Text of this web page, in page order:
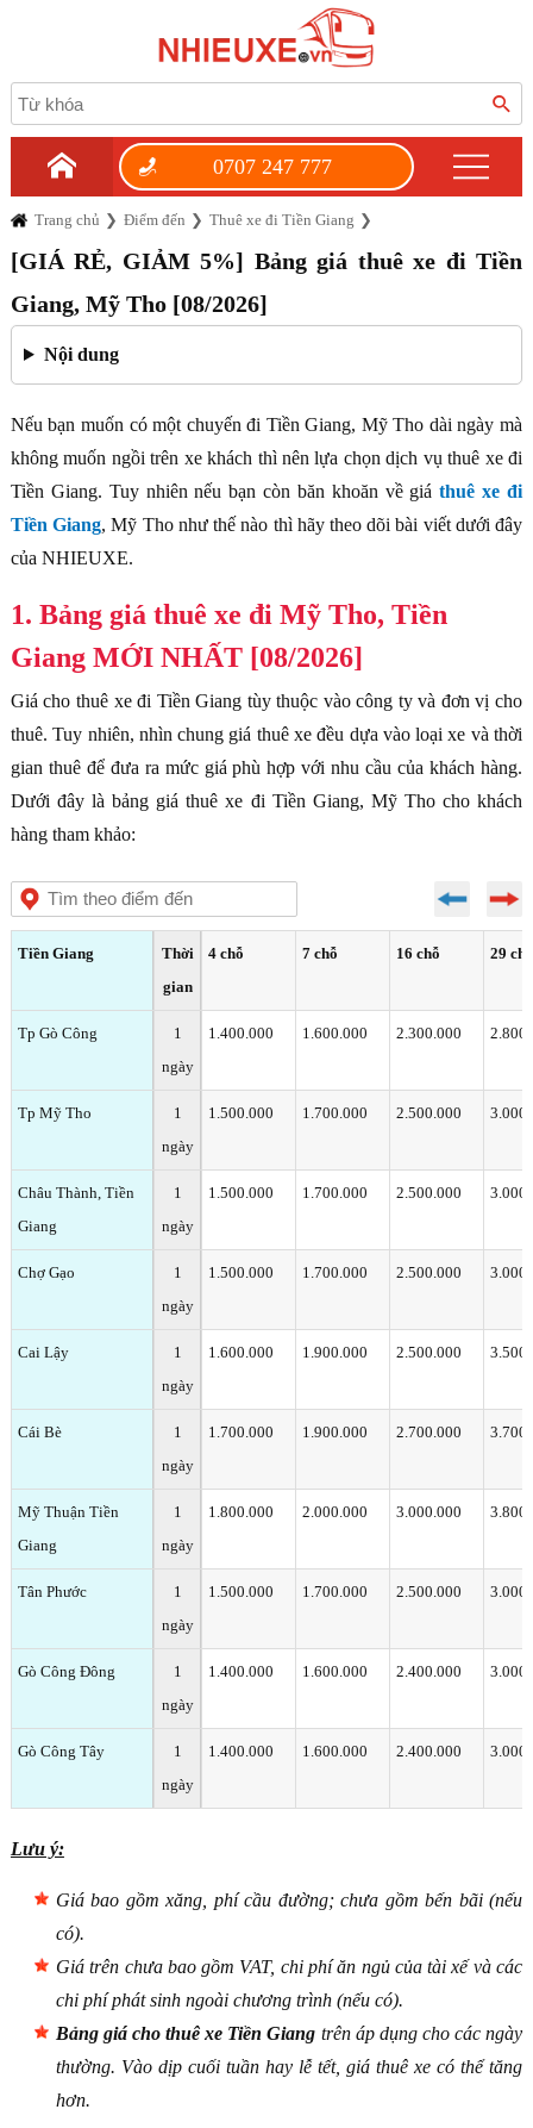
0707 247 777
Trang chủ Điểm đến Thuê xe đi Tiền Giang
[GIÁ RẺ, GIẢM 5%] Bảng giá thuê xe đi Tiền
Giang, Mỹ Tho [08/2026]
Nội dung
Nếu bạn muốn có một chuyến đi Tiền Giang, Mỹ Tho dài ngày mà
không muốn ngồi trên xe khách thì nên lựa chọn dịch vụ thuê xe đi
Tiền Giang. Tuy nhiên nếu bạn còn băn khoăn về giáthuê xe đi
Tiền Giang, Mỹ Tho như thế nào thì hãy theo dõi bài viết dưới đây
của NHIEUXE.
1. Bảng giá thuê xe đi Mỹ Tho, Tiền
Giang MỚI NHẤT [08/2026]
Giá cho thuê xe đi Tiền Giang tùy thuộc vào công ty và đơn vị cho
thuê. Tuy nhiên, nhìn chung giá thuê xe đều dựa vào loại xe và thời
gian thuê để đưa ra mức giá phù hợp với nhu cầu của khách hàng.
Dưới đây là bảng giá thuê xe đi Tiền Giang, Mỹ Tho cho khách
hàng tham khảo:
Tiền Giang
Thời
gian
4 chỗ 7 chỗ 16 chỗ 29 chỗ
Tp Gò Công
1
ngày
1.400.000 1.600.000 2.300.000
Tp Mỹ Tho
1
ngày
1.500.000 1.700.000 2.500.000
Châu Thành, Tiền
Giang
1
ngày
1.500.000 1.700.000 2.500.000
Chợ Gạo
1
ngày
1.500.000 1.700.000 2.500.000
Cai Lậy
1
ngày
1.600.000 1.900.000 2.500.000
Cái Bè
1
ngày
1.700.000 1.900.000 2.700.000
Mỹ Thuận Tiền
Giang
1
ngày
1.800.000 2.000.000 3.000.000
Tân Phước
1
ngày
1.500.000 1.700.000 2.500.000
Gò Công Đông
1
ngày
1.400.000 1.600.000 2.400.000
Gò Công Tây
1
ngày
1.400.000 1.600.000 2.400.000
Lưu ý:
Giá bao gồm xăng, phí cầu đường; chưa gồm bến bãi (nếu
có).
Giá trên chưa bao gồm VAT, chi phí ăn ngủ của tài xế và các
chi phí phát sinh ngoài chương trình (nếu có).
Bảng giá cho thuê xe Tiền Giang trên áp dụng cho các ngày
thường. Vào dịp cuối tuần hay lễ tết, giá thuê xe có thể tăng
hơn.